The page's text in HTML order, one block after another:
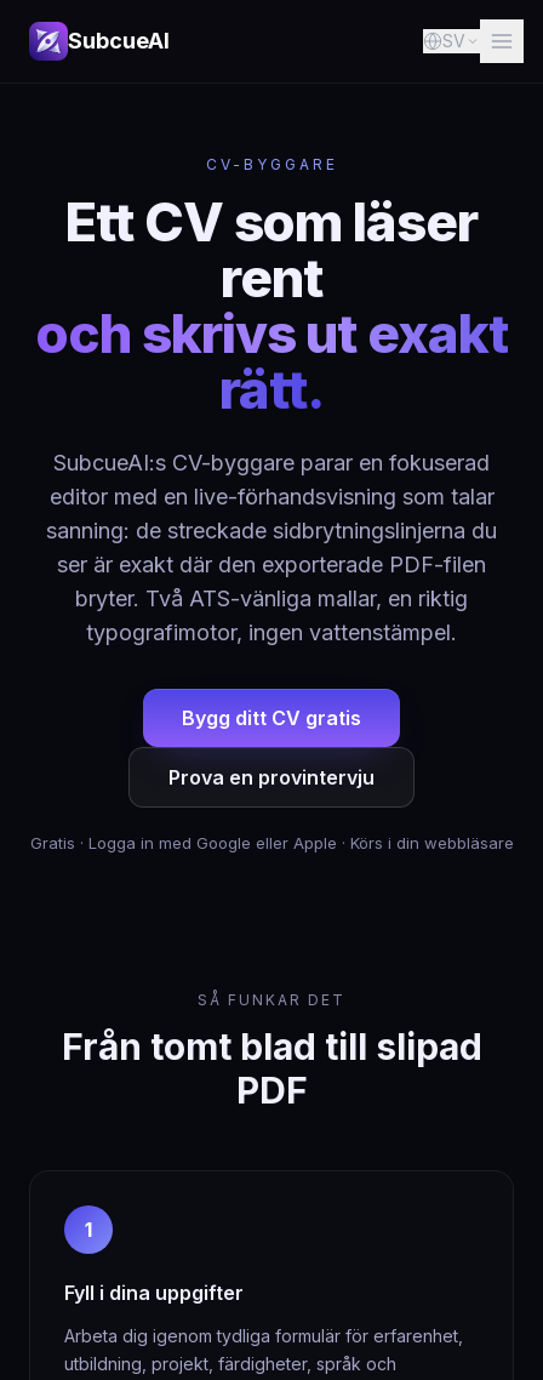
SubcueAI SV
CV-BYGGARE
Ett CV som läser
rent
och skrivs ut exakt
rätt.
SubcueAI:s CV-byggare parar en fokuserad
editor med en live-förhandsvisning som talar
sanning: de streckade sidbrytningslinjerna du
ser är exakt där den exporterade PDF-filen
bryter. Två ATS-vänliga mallar, en riktig
typografimotor, ingen vattenstämpel.
Bygg ditt CV gratis
Prova en provintervju
Gratis · Logga in med Google eller Apple · Körs i din webbläsare
SÅ FUNKAR DET
Från tomt blad till slipad
PDF
1
Fyll i dina uppgifter
Arbeta dig igenom tydliga formulär för erfarenhet,
utbildning, projekt, färdigheter, språk och